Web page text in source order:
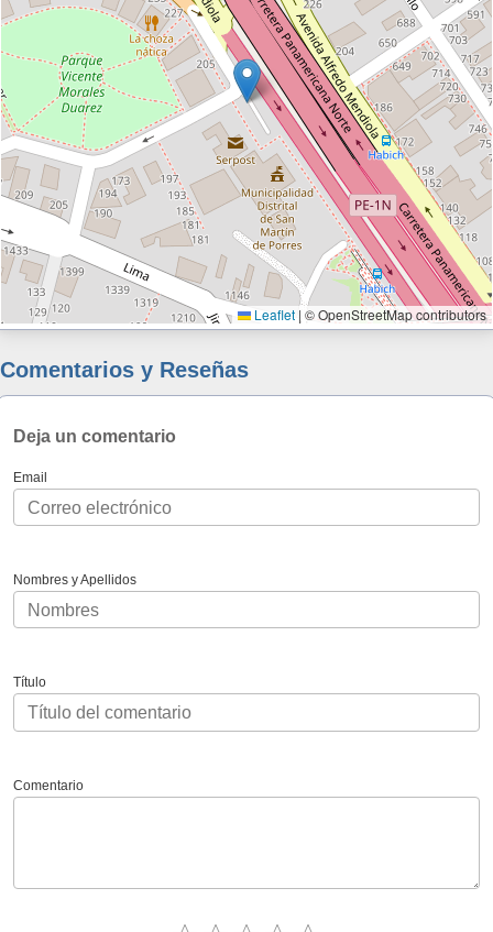
Leaflet | © OpenStreetMap contributors
Comentarios y Reseñas
Deja un comentario
Email
Nombres y Apellidos
Título
Comentario